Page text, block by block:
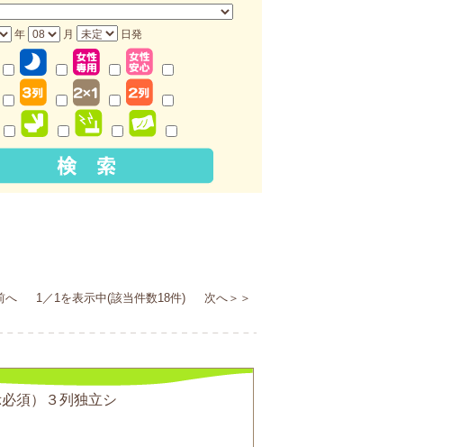
年 月 日発
へ 1／1を表示中(該当件数18件) 次へ＞＞
須）３列独立シ